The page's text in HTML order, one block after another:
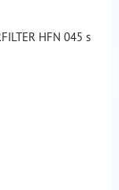
HFN 045 s